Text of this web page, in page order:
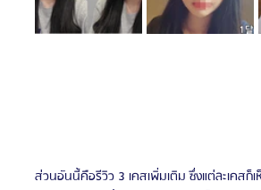
ส่วนอันนี้คือรีวิว 3 เคสเพิ่มเติม ซึ่งแต่ละเคสก็